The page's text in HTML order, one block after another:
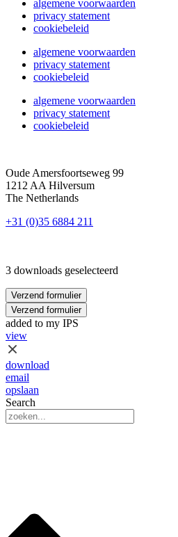
algemene voorwaarden
privacy statement
cookiebeleid
algemene voorwaarden
privacy statement
cookiebeleid
algemene voorwaarden
privacy statement
cookiebeleid
Oude Amersfoortseweg 99
1212 AA Hilversum
The Netherlands
+31 (0)35 6884 211
3 downloads geselecteerd
Verzend formulier
Verzend formulier
added to my IPS
view
download
email
opslaan
Search